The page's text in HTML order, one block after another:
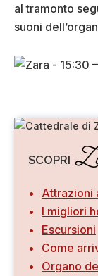
al tramonto
suoni
SCOPRI
Attrazioni
I migliori
Escursioni
Come
Organo